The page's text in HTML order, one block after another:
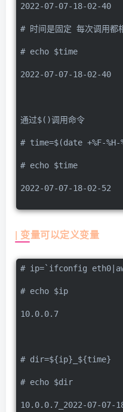
2022-07-07-18-02-40
# 时间是固定 每次调用都
# echo $time
2022-07-07-18-02-40
通过$()调用命令
# time=$(date +%F-%H-
# echo $time
2022-07-07-18-02-52
| 变量可以定义变量
# ip=`ifconfig
# echo $ip
10.0.0.7
# dir=${ip}_${time}
# echo $dir
10.0.0.7_2022-07-07-